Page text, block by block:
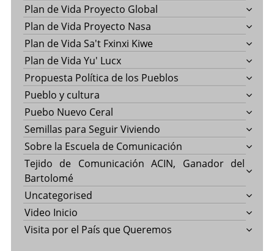
Plan de Vida Proyecto Global
Plan de Vida Proyecto Nasa
Plan de Vida Sa't Fxinxi Kiwe
Plan de Vida Yu' Lucx
Propuesta Política de los Pueblos
Pueblo y cultura
Puebo Nuevo Ceral
Semillas para Seguir Viviendo
Sobre la Escuela de Comunicación
Tejido de Comunicación ACIN, Ganador del
Bartolomé
Uncategorised
Video Inicio
Visita por el País que Queremos